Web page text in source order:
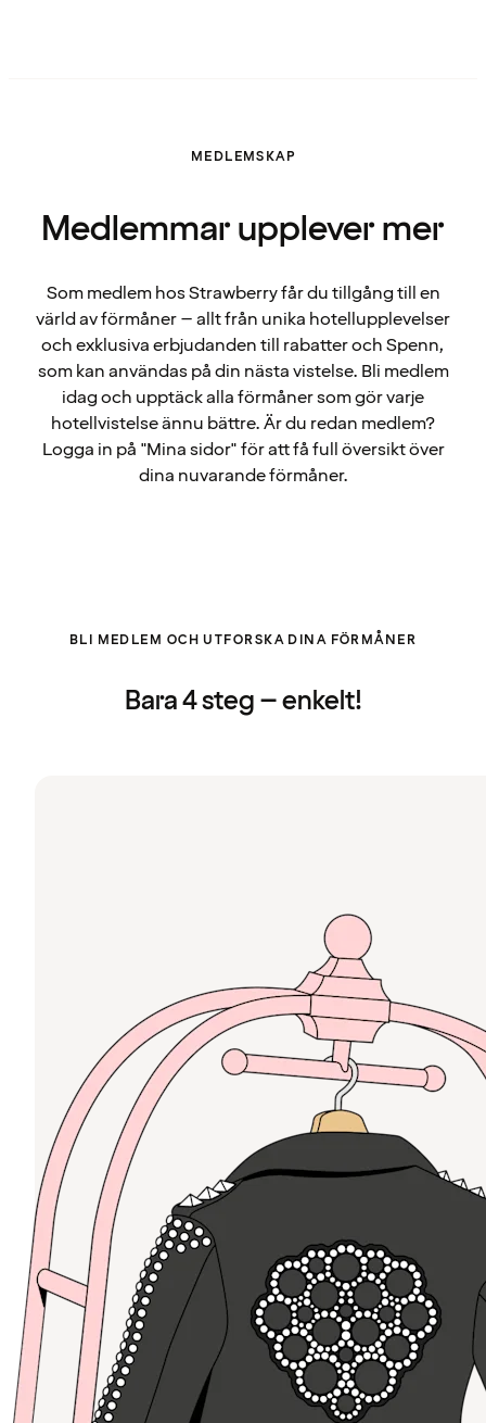
MEDLEMSKAP
Medlemmar upplever mer
Som medlem hos Strawberry får du tillgång till en
värld av förmåner – allt från unika hotellupplevelser
och exklusiva erbjudanden till rabatter och Spenn,
som kan användas på din nästa vistelse. Bli medlem
idag och upptäck alla förmåner som gör varje
hotellvistelse ännu bättre. Är du redan medlem?
Logga in på "Mina sidor" för att få full översikt över
dina nuvarande förmåner.
BLI MEDLEM OCH UTFORSKA DINA FÖRMÅNER
Bara 4 steg – enkelt!